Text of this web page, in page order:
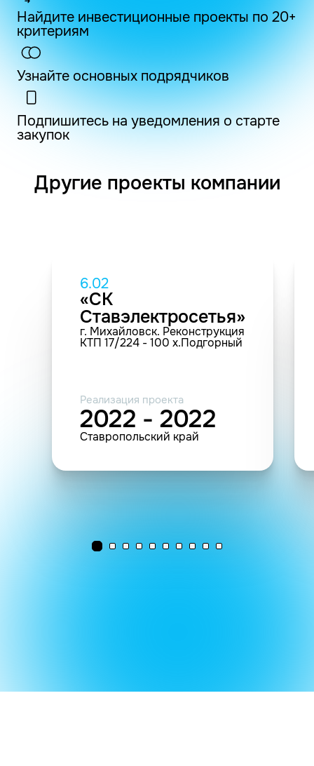
Найдите инвестиционные проекты по 20+
критериям
Узнайте основных подрядчиков
Подпишитесь на уведомления о старте
закупок
Другие проекты компании
6.02
«СК
Ставэлектросетья»
г. Михайловск. Реконструкция
КТП 17/224 - 100 х.Подгорный
Реализация проекта
2022 - 2022
Ставропольский край